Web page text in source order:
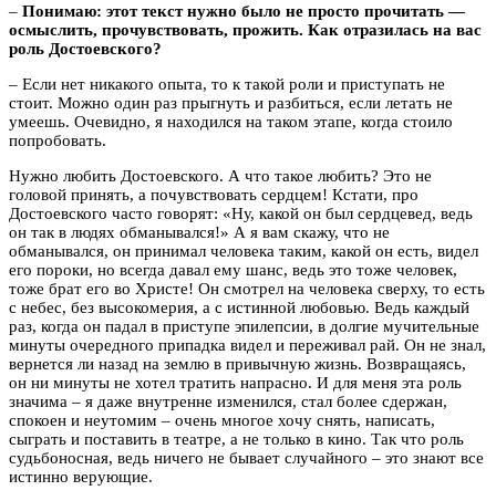
– Понимаю: этот текст нужно было не просто прочитать —
осмыслить, прочувствовать, прожить. Как отразилась на вас
роль Достоевского?
– Если нет никакого опыта, то к такой роли и приступать не
стоит. Можно один раз прыгнуть и разбиться, если летать не
умеешь. Очевидно, я находился на таком этапе, когда стоило
попробовать.
Нужно любить Достоевского. А что такое любить? Это не
головой принять, а почувствовать сердцем! Кстати, про
Достоевского часто говорят: «Ну, какой он был сердцевед, ведь
он так в людях обманывался!» А я вам скажу, что не
обманывался, он принимал человека таким, какой он есть, видел
его пороки, но всегда давал ему шанс, ведь это тоже человек,
тоже брат его во Христе! Он смотрел на человека сверху, то есть
с небес, без высокомерия, а с истинной любовью. Ведь каждый
раз, когда он падал в приступе эпилепсии, в долгие мучительные
минуты очередного припадка видел и переживал рай. Он не знал,
вернется ли назад на землю в привычную жизнь. Возвращаясь,
он ни минуты не хотел тратить напрасно. И для меня эта роль
значима – я даже внутренне изменился, стал более сдержан,
спокоен и неутомим – очень многое хочу снять, написать,
сыграть и поставить в театре, а не только в кино. Так что роль
судьбоносная, ведь ничего не бывает случайного – это знают все
истинно верующие.